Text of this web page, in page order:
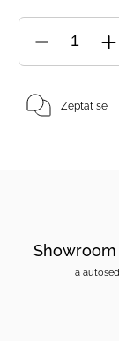
Zeptat se
a